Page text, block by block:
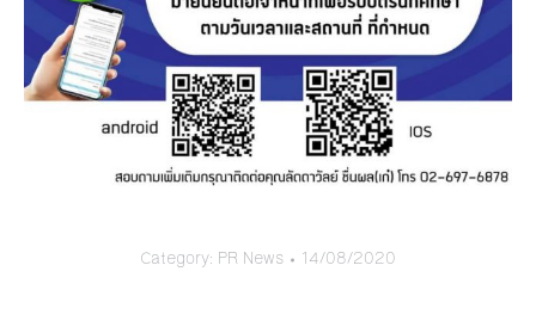
Category: PR News 14/08/2020